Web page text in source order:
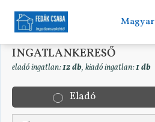
Magyar
INGATLANKERESŐ
eladó ingatlan:12 db, kiadó ingatlan:1 db
Eladó